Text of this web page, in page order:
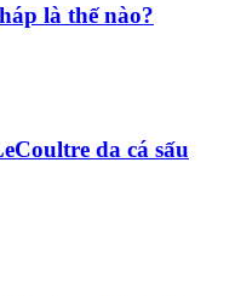
là thế nào?
da cá sấu